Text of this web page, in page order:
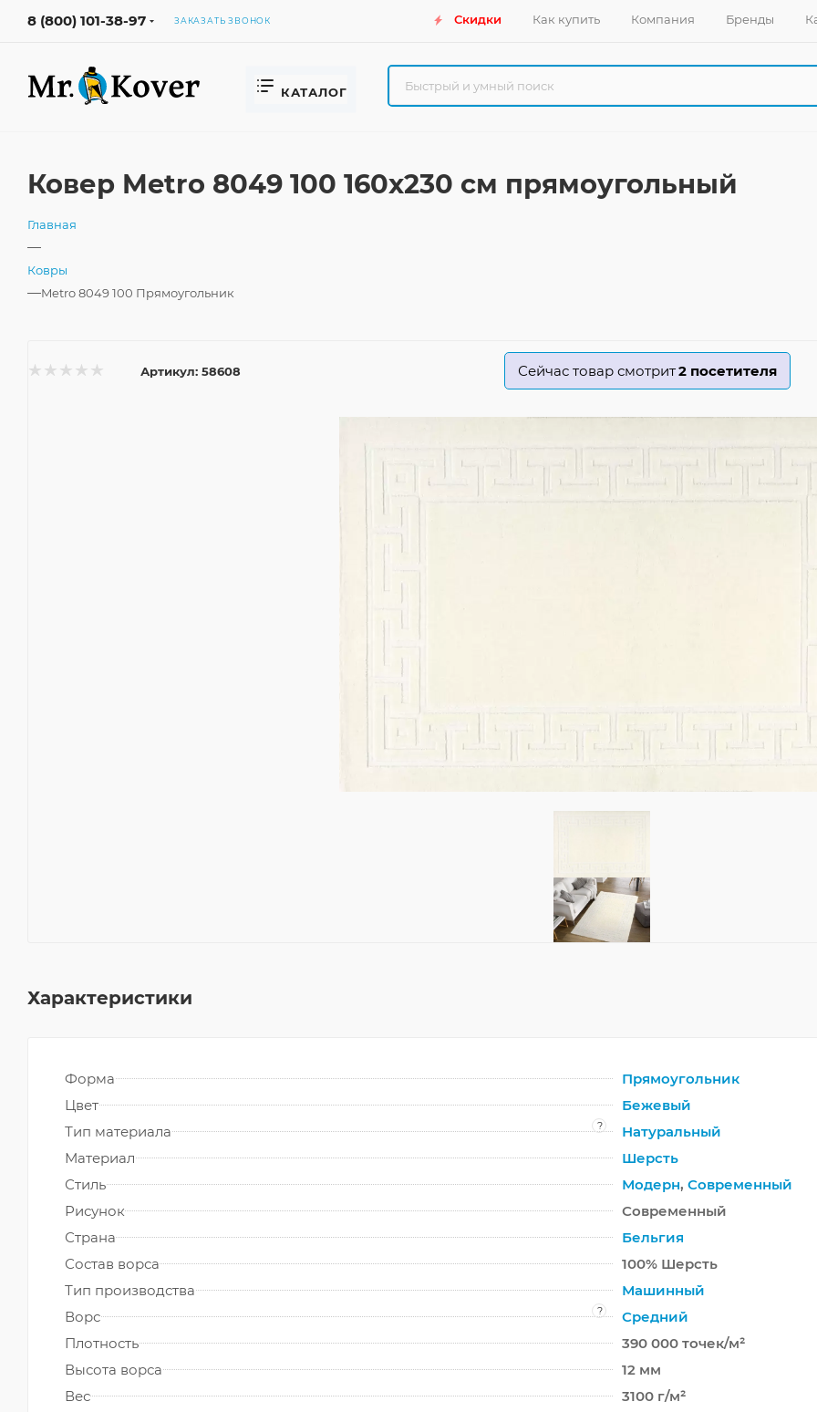
8 (800) 101-38-97 ЗАКАЗАТЬ ЗВОНОК Скидки Как купить Компания Бренды
КАТАЛОГ
Ковер Metro 8049 100 160x230 см прямоугольный
Главная
—
Ковры
—Metro 8049 100 Прямоугольник
Артикул: 58608 Сейчас товар смотрит2 посетителя
Характеристики
Форма
Прямоугольник
Цвет
Бежевый
Тип материала
?
Натуральный
Материал
Шерсть
Стиль
Модерн, Современный
Рисунок
Современный
Страна
Бельгия
Состав ворса
100% Шерсть
Тип производства
Машинный
Ворс
?
Средний
Плотность
390 000 точек/м²
Высота ворса
12 мм
Вес
3100 г/м²